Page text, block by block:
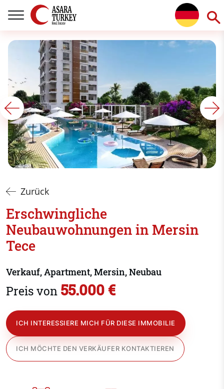
Zurück
Erschwingliche
Neubauwohnungen in Mersin
Tece
Verkauf, Apartment, Mersin, Neubau
Preis von 55.000 €
ICH INTERESSIERE MICH FÜR DIESE IMMOBILIE
ICH MÖCHTE DEN VERKÄUFER KONTAKTIEREN